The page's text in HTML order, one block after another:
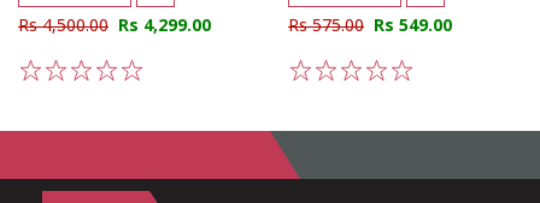
Rs 4,500.00 Rs 4,299.00
Rs 575.00 Rs 549.00